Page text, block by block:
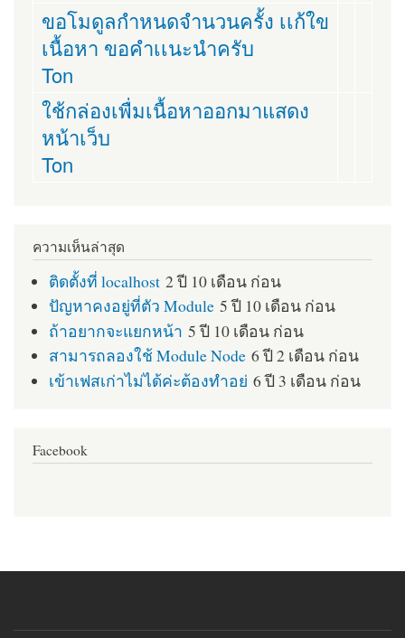
ขอโมดูลกำหนดจำนวนครั้ง เเก้ใข
เนื้อหา ขอคำเเนะนำครับ
Ton
ใช้กล่องเพื่มเนื้อหาออกมาแสดง
หน้าเว็บ
Ton
ความเห็นล่าสุด
ติดตั้งที่ localhost 2 ปี 10 เดือน ก่อน
ปัญหาคงอยู่ที่ตัว Module 5 ปี 10 เดือน ก่อน
ถ้าอยากจะแยกหน้า 5 ปี 10 เดือน ก่อน
สามารถลองใช้ Module Node 6 ปี 2 เดือน ก่อน
เข้าเฟสเก่าไม่ได้ค่ะต้องทำอย่ 6 ปี 3 เดือน ก่อน
Facebook